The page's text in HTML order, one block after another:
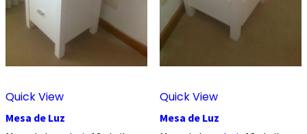
Quick View
Mesa de Luz
Quick View
Mesa de Luz